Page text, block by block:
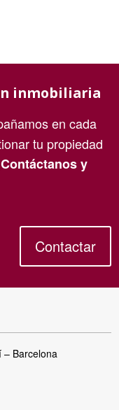
inmobiliaria
en cada
tu propiedad
y
Contactar
– Barcelona